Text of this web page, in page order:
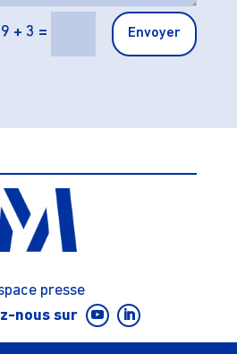
9 + 3 = Envoyer
presse
nous sur